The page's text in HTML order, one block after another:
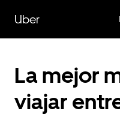
contenido
principal
Uber
La mejor
viajar